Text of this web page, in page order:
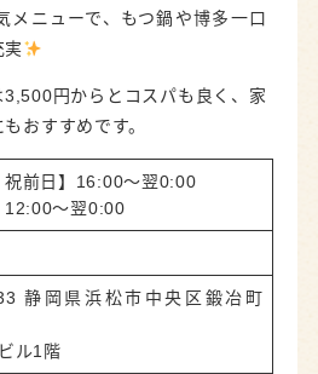
メニューで、もつ鍋や博多一口
実
円からとコスパも良く、家
おすすめです。
祝前日】16:00～翌0:00
12:00～翌0:00
静岡県浜松市中央区鍛冶町
ル1階